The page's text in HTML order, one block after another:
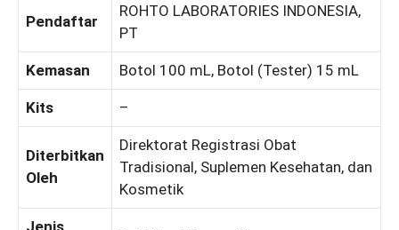
Pendaftar
ROHTO LABORATORIES INDONESIA,
PT
Kemasan Botol 100 mL, Botol (Tester) 15 mL
Kits –
Diterbitkan
Oleh
Direktorat Registrasi Obat
Tradisional, Suplemen Kesehatan, dan
Kosmetik
Jenis